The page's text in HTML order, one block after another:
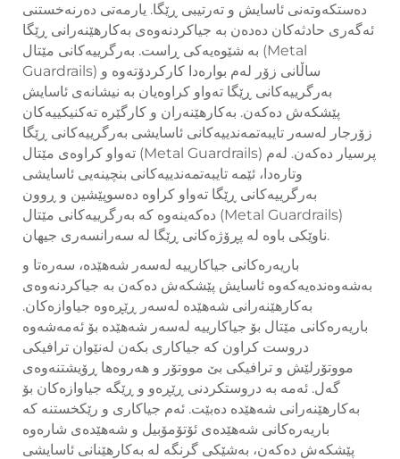
دەستکەوتەنی ئاسایش و تەرتیبی ڕێگا. یارمەتی دەرنەخستنی
ئەگەری حادثەکان دەدەن بە جیاکردنەوەی بەکارهێنەرانی ڕێگا
بە شێوەیەکی ڕاست. بەرگرییەکانی مێتال (Metal
Guardrails) ساڵانی زۆر لەم بوارەدا کارکردۆتەوە و
بەرگرییەکانی ڕێگا تەواو کراوەیان بە نیشانەی ئاسایش
پێشکەش دەکەن. بەکارهێنەران و کارگێرە تەکنیکییەکان
زۆرجار لەسەر تایبەتمەندییەکانی ئاسایشی بەرگرییەکانی ڕێگا
تەواو کراوەی مێتال (Metal Guardrails) پرسیار دەکەن. لەم
وتارەدا، ئێمە تایبەتمەندییەکانی بنچینەیی ئاسایشی
بەرگرییەکانی ڕێگا تەواو کراوە دەسوپێشین و ڕوون
دەکەینەوە کە بەرگرییەکانی مێتال (Metal Guardrails)
ناوێکی باوە لە پڕۆژەکانی ڕێگا لە سەرانسەری جیهان.
باریەرەکانی جیاکارییە لەسەر شەهێدە، سەرەتا و
بەشەوەندەیەکەوە ئاسایش پێشکەش دەکەن بە جیاکردنەوەی
بەکارهێنەرانی شەهێدە لەسەر ڕێڕەوە جیاوازەکان.
باریەرەکانی مێتال بۆ جیاکارییە لەسەر شەهێدە بۆ ئەمەشەوە
دروست کراون کە جیاکاری بکەن لەنێوان ترافیکی
مووتۆرلێش و ترافیکی بێ مووتۆر و هەروەها ڕۆیشتنەوەی
گەل. ئەمە بە دروستکردنی ڕێڕەو و ڕێگە جیاوازەکان بۆ
بەکارهێنەرانی شەهێدە دەبێت. ئەم جیاکاری و رێکخستنە کە
باریەرەکانی شەهێدەی ئۆتۆمۆبیل و شەهێدەی شارەوە
پێشکەش دەکەن، بەشێکی گرنگە لە بەکارهێنانی ئاسایشی